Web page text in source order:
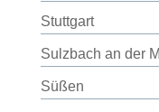
Stuttgart
Sulzbach an der
Süßen